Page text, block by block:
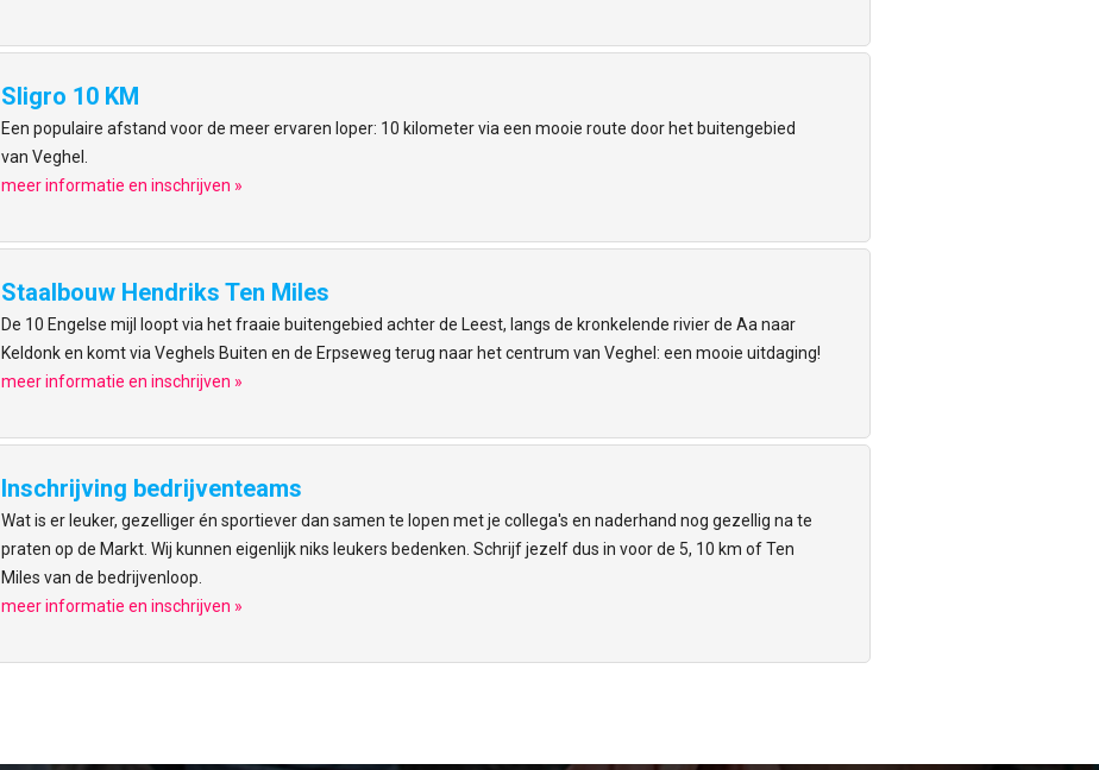
Sligro 10 KM
Een populaire afstand voor de meer ervaren loper: 10 kilometer via een mooie route door het buitengebied
van Veghel.
meer informatie en inschrijven »
Staalbouw Hendriks Ten Miles
De 10 Engelse mijl loopt via het fraaie buitengebied achter de Leest, langs de kronkelende rivier de Aa naar
Keldonk en komt via Veghels Buiten en de Erpseweg terug naar het centrum van Veghel: een mooie uitdaging!
meer informatie en inschrijven »
Inschrijving bedrijventeams
Wat is er leuker, gezelliger én sportiever dan samen te lopen met je collega's en naderhand nog gezellig na te
praten op de Markt. Wij kunnen eigenlijk niks leukers bedenken. Schrijf jezelf dus in voor de 5, 10 km of Ten
Miles van de bedrijvenloop.
meer informatie en inschrijven »